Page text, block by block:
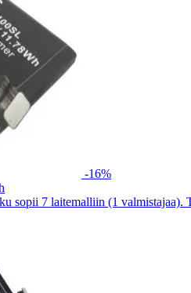
-16%
sopii 7 laitemalliin (1 valmistajaa).